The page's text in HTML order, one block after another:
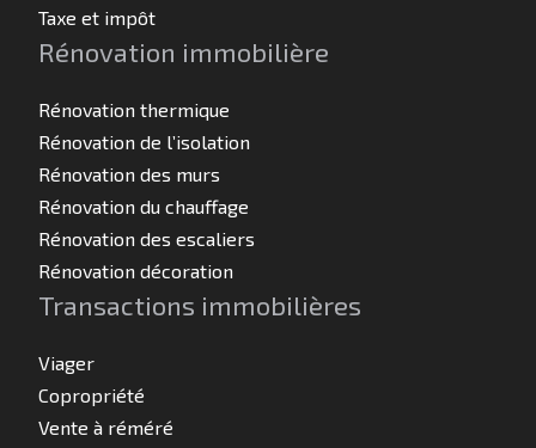
Taxe et impôt
Rénovation immobilière
Rénovation thermique
Rénovation de l’isolation
Rénovation des murs
Rénovation du chauffage
Rénovation des escaliers
Rénovation décoration
Transactions immobilières
Viager
Copropriété
Vente à réméré